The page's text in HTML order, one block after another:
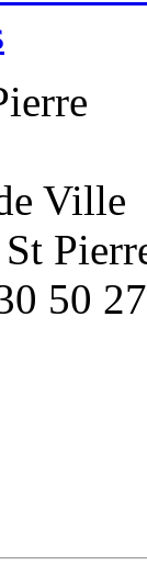
Ville
50 27